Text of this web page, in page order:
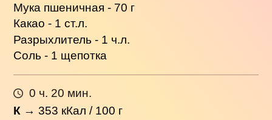
Мука пшеничная - 70 г
Какао - 1 ст.л.
Разрыхлитель - 1 ч.л.
Соль - 1 щепотка
0 ч. 20 мин.
К →353 кКал / 100 г